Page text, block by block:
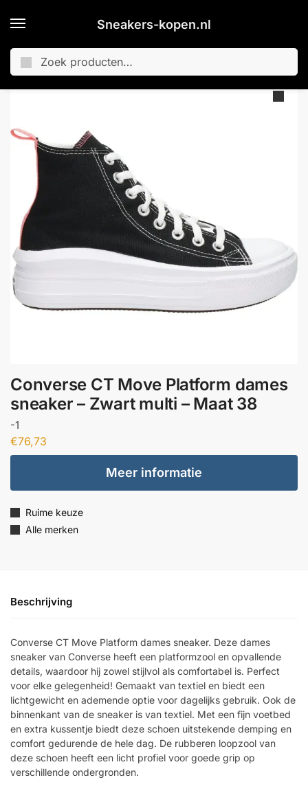
Sneakers-kopen.nl
Merken / Converse
Converse CT Move Platform dames
sneaker – Zwart multi – Maat 38
-1
€76,73
Meer informatie
Ruime keuze
Alle merken
Beschrijving
Converse CT Move Platform dames sneaker. Deze dames
sneaker van Converse heeft een platformzool en opvallende
details, waardoor hij zowel stijlvol als comfortabel is. Perfect
voor elke gelegenheid! Gemaakt van textiel en biedt een
lichtgewicht en ademende optie voor dagelijks gebruik. Ook de
binnenkant van de sneaker is van textiel. Met een fijn voetbed
en extra kussentje biedt deze schoen uitstekende demping en
comfort gedurende de hele dag. De rubberen loopzool van
deze schoen heeft een licht profiel voor goede grip op
verschillende ondergronden.